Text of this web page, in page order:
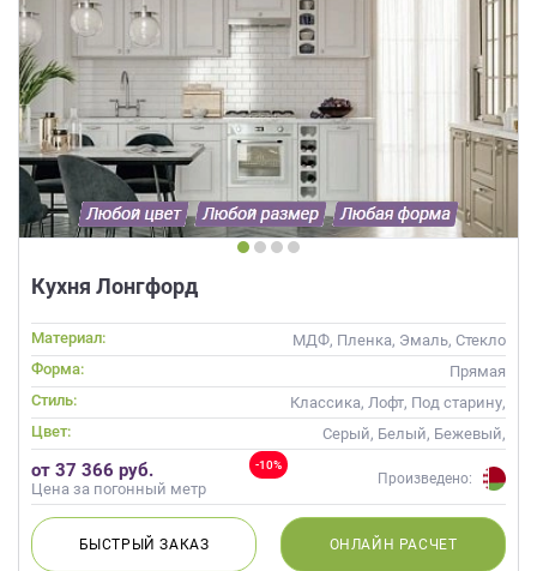
Кухня Лонгфорд
Материал:
МДФ, Пленка, Эмаль, Стекло
Форма:
Прямая
Стиль:
Классика, Лофт, Под старину,
Скандинавский, Неоклассика
Цвет:
Серый, Белый, Бежевый,
Слоновая кость, Кремовый,
Капучино
-10%
от 37 366 руб.
Цена за погонный метр
Произведено:
БЫСТРЫЙЗАКАЗ ОНЛАЙН РАСЧЕТ